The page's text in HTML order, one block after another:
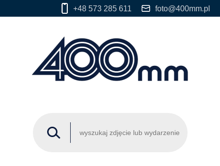
+48 573 285 611 foto@400mm.pl